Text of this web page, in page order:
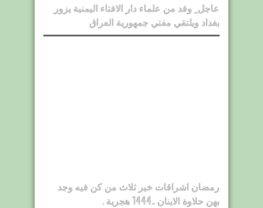
عاجل_ وفد من علماء دار الافتاء اليمنية يزور
بغداد ويلتقي مفتي جمهورية العراق
رمضان اشراقات خير ثلاث من كن فيه وجد
بهن حلاوة الاينان ..1444 هجرية .